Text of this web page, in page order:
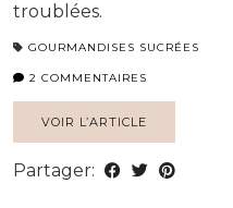
troublées.
GOURMANDISES SUCRÉES
2 COMMENTAIRES
VOIR L’ARTICLE
Partager: